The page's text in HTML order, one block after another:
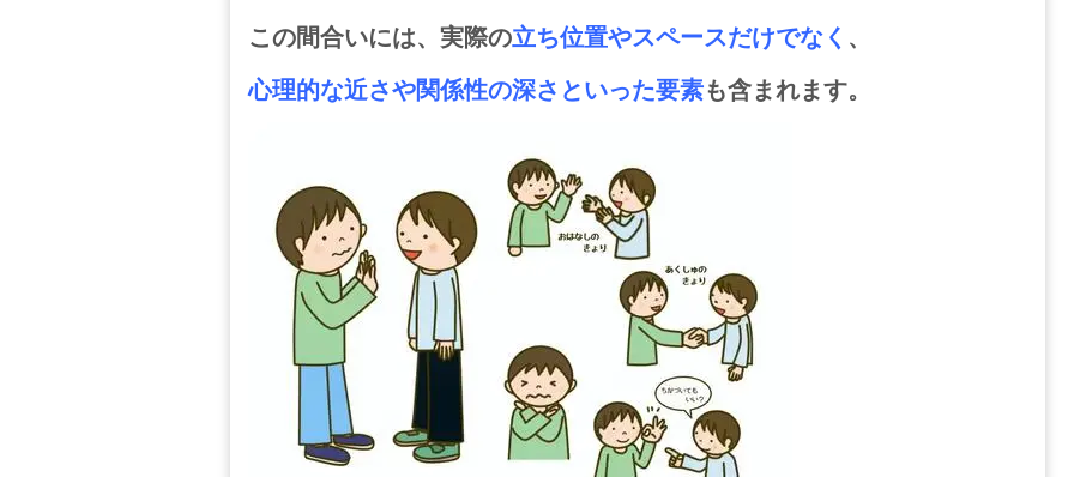
この間合いには、実際の立ち位置やスペースだけでなく 、
心理的な近さや関係性の深さといった要素も含まれます。